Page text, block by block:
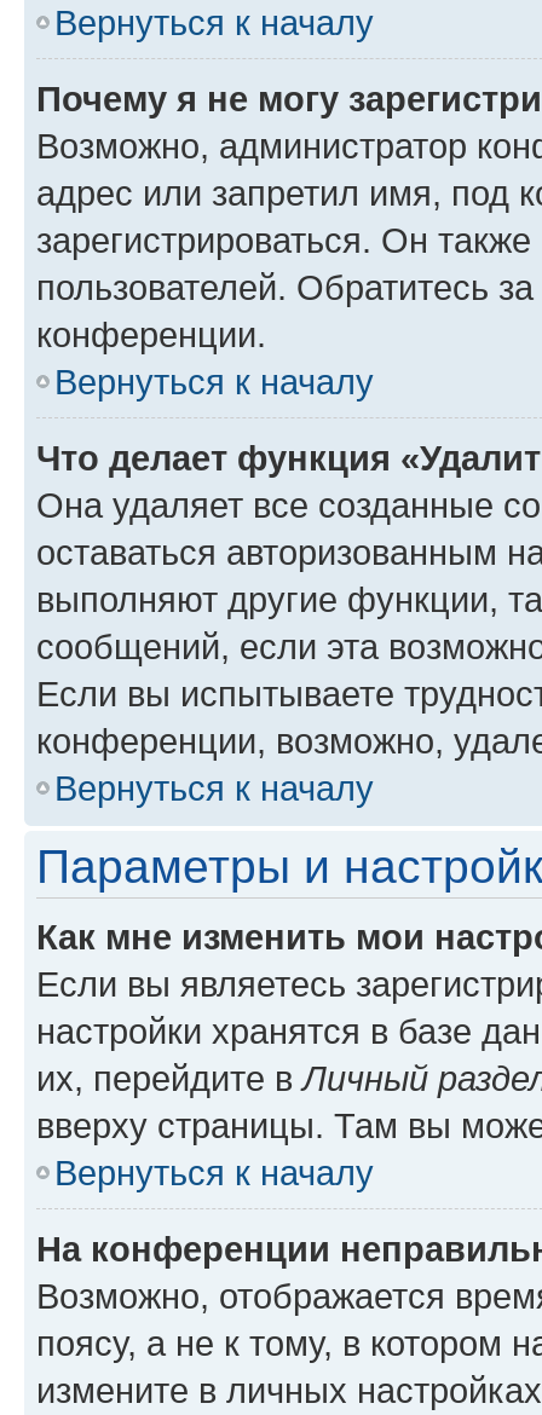
Вернуться к началу
Почему я не могу
Возможно, администратор
адрес или запретил имя, под
зарегистрироваться. Он
пользователей. Обратитесь
конференции.
Вернуться к началу
Что делает функция
Она удаляет все созданные
оставаться авторизованным
выполняют другие функции,
сообщений, если эта
Если вы испытываете
конференции, возможно,
Вернуться к началу
Параметры и
Как мне изменить мои
Если вы являетесь
настройки хранятся в базе
их, перейдите вЛичный
вверху страницы. Там вы
Вернуться к началу
На конференции
Возможно, отображается
поясу, а не к тому, в котором
измените в личных